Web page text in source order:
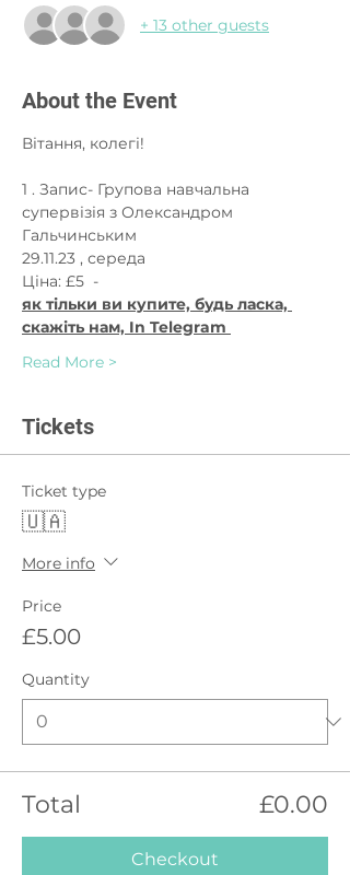
+ 13 other guests
About the Event
Вітання, колегі!
1 . Запис- Групова навчальна
супервізія з Олександром
Гальчинським
29.11.23 , середа
Ціна: £5  -
як тільки ви купите, будь ласка,
скажіть нам, In Telegram
Read More >
Tickets
Ticket type
🇺🇦
More info
Price
£5.00
Quantity
Total £0.00
Checkout